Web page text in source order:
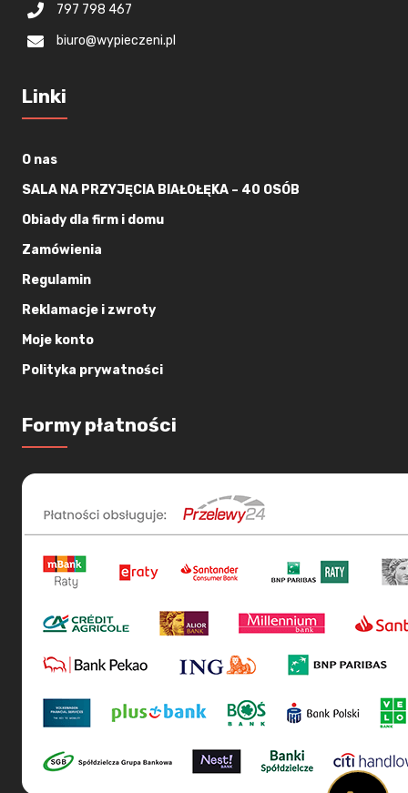
797 798 467
biuro@wypieczeni.pl
Linki
O nas
SALA NA PRZYJĘCIA BIAŁOŁĘKA – 40 OSÓB
Obiady dla firm i domu
Zamówienia
Regulamin
Reklamacje i zwroty
Moje konto
Polityka prywatności
Formy płatności